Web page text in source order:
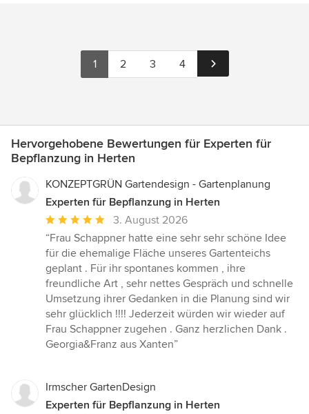
1 2 3 4
Hervorgehobene Bewertungen für Experten für
Bepflanzung in Herten
KONZEPTGRÜN Gartendesign - Gartenplanung
Experten für Bepflanzung in Herten
Durchschnittliche
Bewertung:
5
von
5
Sternen
3. August 2026
“Frau Schappner hatte eine sehr sehr schöne Idee
für die ehemalige Fläche unseres Gartenteichs
geplant . Für ihr spontanes kommen , ihre
freundliche Art , sehr nettes Gespräch und schnelle
Umsetzung ihrer Gedanken in die Planung sind wir
sehr glücklich !!!! Jederzeit würden wir wieder auf
Frau Schappner zugehen . Ganz herzlichen Dank .
Georgia&Franz aus Xanten”
Irmscher GartenDesign
Experten für Bepflanzung in Herten